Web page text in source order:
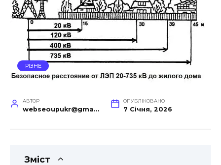
РІЗНЕ
АВТОР
webseoupukr@gmail.com
ОПУБЛІКОВАНО
7 Січня, 2026
Зміст